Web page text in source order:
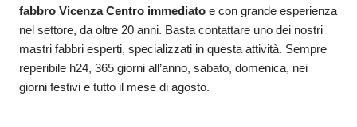
fabbro Vicenza Centro immediato e con grande esperienza
nel settore, da oltre 20 anni. Basta contattare uno dei nostri
mastri fabbri esperti, specializzati in questa attività. Sempre
reperibile h24, 365 giorni all’anno, sabato, domenica, nei
giorni festivi e tutto il mese di agosto.